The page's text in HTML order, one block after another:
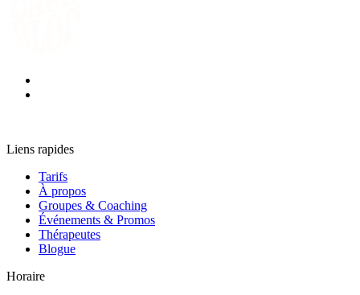
Liens rapides
Tarifs
À propos
Groupes & Coaching
Événements & Promos
Thérapeutes
Blogue
Horaire